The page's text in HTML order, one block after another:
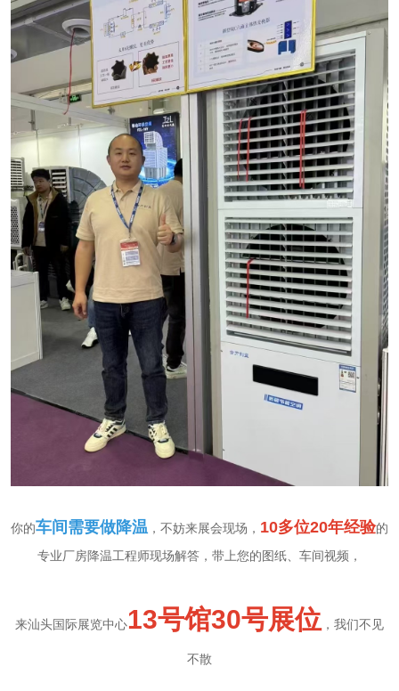
​你的车间需要做降温 ，不妨来展会现场， 10多位20年经验的
专业厂房降温工程师现场解答，带上您的图纸、车间视频，
来汕头国际展览中心13号馆30号展位 ，我们不见
不散